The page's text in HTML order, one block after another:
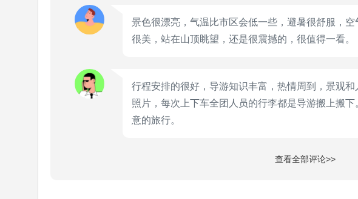
景色很漂亮，气温比市区会低一些，避暑很舒服，
很美，站在山顶眺望，还是很震撼的，很值得一看。
行程安排的很好，导游知识丰富，热情周到，景观
照片，每次上下车全团人员的行李都是导游搬上搬
意的旅行。
查看全部评论>>